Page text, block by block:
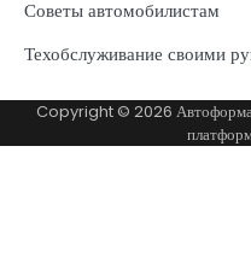
Советы автомобилистам
Техобслуживание своими
Copyright © 2026